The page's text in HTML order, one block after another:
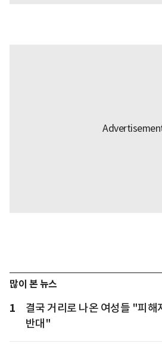
많이 본 뉴스
1
결국 거리로 나온 여성들 "피해
반대"